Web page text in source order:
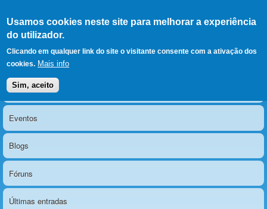
Usamos cookies neste site para melhorar a experiência
do utilizador.
Clicando em qualquer link do site o visitante consente com a ativação dos
cookies. Mais info
Sim, aceito
LERPARAVER , ir para a
página principal
O portal da visão diferente
Menu principal
Notícias
Eventos
Blogs
Fóruns
Últimas entradas